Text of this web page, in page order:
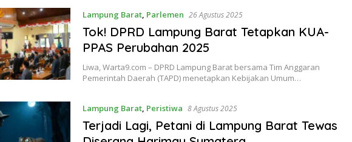
Lampung Barat, Parlemen 26 Agustus 2025
Tok! DPRD Lampung Barat Tetapkan KUA-
PPAS Perubahan 2025
Liwa, Warta9.com – DPRD Lampung Barat bersama Tim Anggaran
Pemerintah Daerah (TAPD) menetapkan Kebijakan Umum…
Lampung Barat, Peristiwa 8 Agustus 2025
Terjadi Lagi, Petani di Lampung Barat Tewas